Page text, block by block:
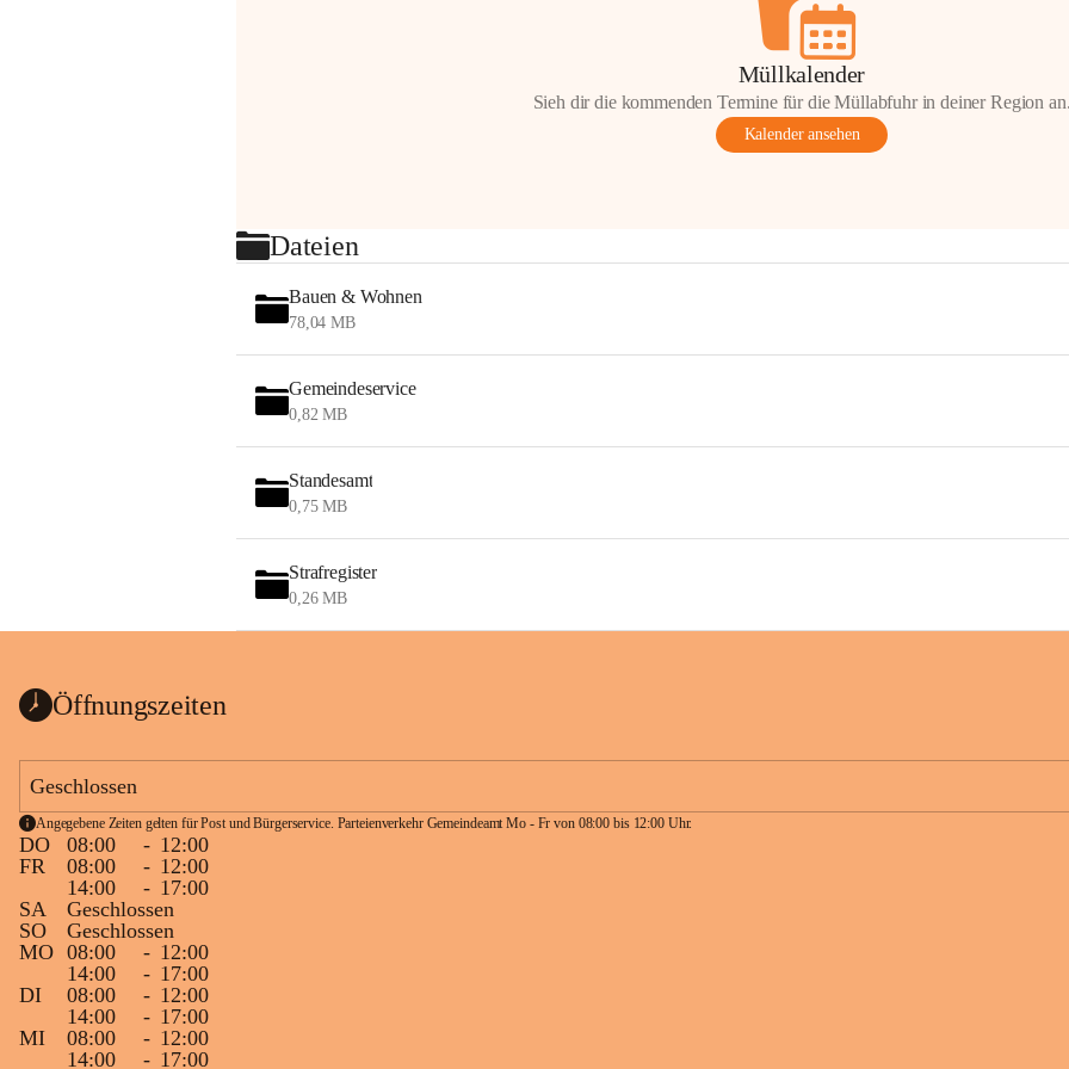
Müllkalender
Sieh dir die kommenden Termine für die Müllabfuhr in deiner Region
Kalender ansehen
Dateien
Bauen & Wohnen
78,04 MB
Gemeindeservice
0,82 MB
Standesamt
0,75 MB
Strafregister
0,26 MB
Öffnungszeiten
Geschlossen
Angegebene Zeiten gelten für Post und Bürgerservice. Parteienverkehr Gemeindeamt Mo - Fr von 08:00 bis 12:00 Uhr.
DO 08:00 - 12:00
FR
08:00 - 12:00
14:00
- 17:00
SA
Geschlossen
SO
Geschlossen
MO 08:00 - 12:00
14:00
- 17:00
DI
08:00 - 12:00
14:00
- 17:00
MI
08:00 - 12:00
14:00
- 17:00